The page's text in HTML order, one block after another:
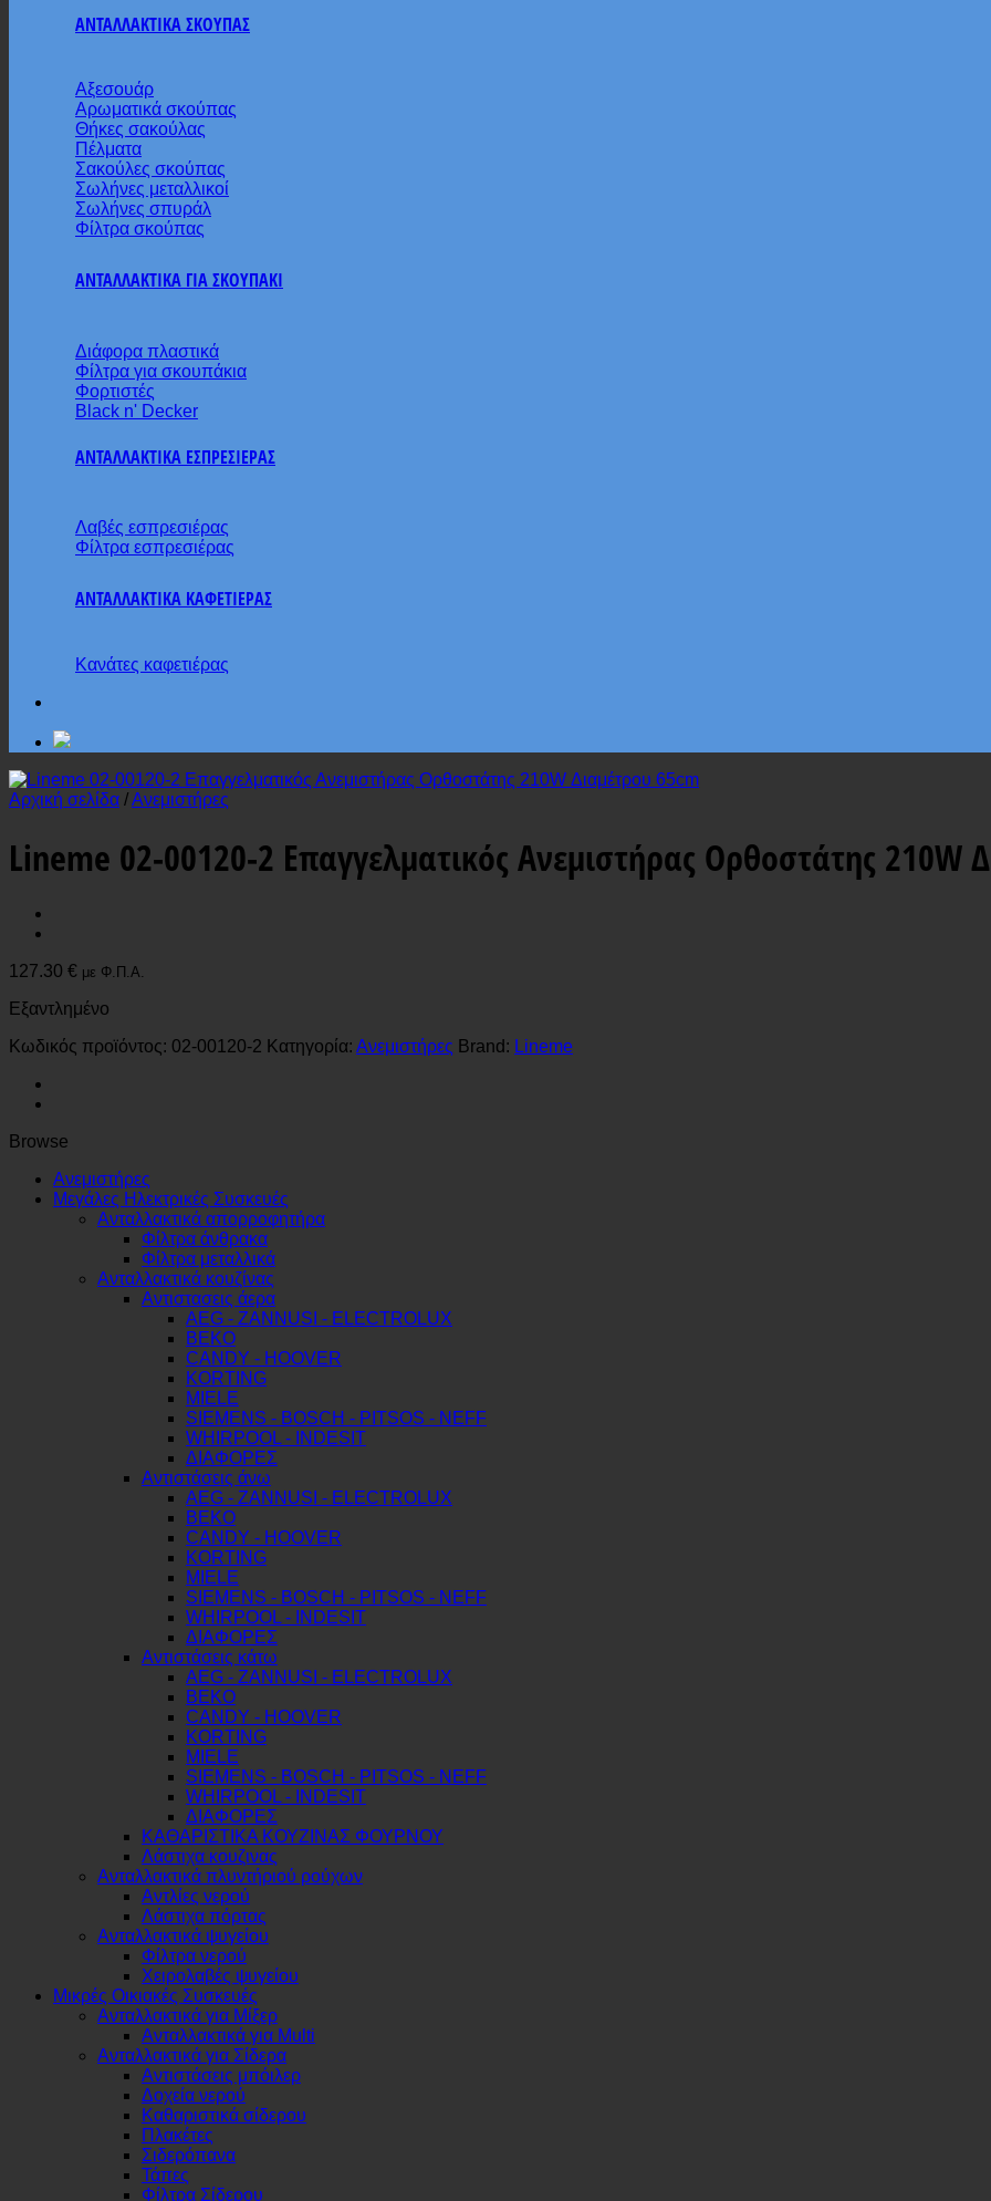
ΑΝΤΑΛΛΑΚΤΙΚΑ ΣΚΟΥΠΑΣ
Αξεσουάρ
Αρωματικά σκούπας
Θήκες σακούλας
Πέλματα
Σακούλες σκούπας
Σωλήνες μεταλλικοί
Σωλήνες σπυράλ
Φίλτρα σκούπας
ΑΝΤΑΛΛΑΚΤΙΚΑ ΓΙΑ ΣΚΟΥΠΑΚΙ
Διάφορα πλαστικά
Φίλτρα για σκουπάκια
Φορτιστές
Black n' Decker
ΑΝΤΑΛΛΑΚΤΙΚΑ ΕΣΠΡΕΣΙΕΡΑΣ
Λαβές εσπρεσιέρας
Φίλτρα εσπρεσιέρας
ΑΝΤΑΛΛΑΚΤΙΚΑ ΚΑΦΕΤΙΕΡΑΣ
Κανάτες καφετιέρας
Αρχική σελίδα /Ανεμιστήρες
Lineme 02-00120-2 Επαγγελματικός Ανεμιστήρας Ορθοστάτης 210W
127.30 € με Φ.Π.Α.
Εξαντλημένο
Κωδικός προϊόντος: 02-00120-2 Κατηγορία: Ανεμιστήρες Brand: Lineme
Browse
Ανεμιστήρες
Μεγάλες Ηλεκτρικές Συσκευές
Ανταλλακτικά απορροφητήρα
Φίλτρα άνθρακα
Φίλτρα μεταλλικά
Ανταλλακτικά κουζίνας
Αντιστασεις άερα
AEG - ZANNUSI - ELECTROLUX
BEKO
CANDY - HOOVER
KORTING
MIELE
SIEMENS - BOSCH - PITSOS - NEFF
WHIRPOOL - INDESIT
ΔΙΑΦΟΡΕΣ
Αντιστάσεις άνω
AEG - ZANNUSI - ELECTROLUX
BEKO
CANDY - HOOVER
KORTING
MIELE
SIEMENS - BOSCH - PITSOS - NEFF
WHIRPOOL - INDESIT
ΔΙΑΦΟΡΕΣ
Αντιστάσεις κάτω
AEG - ZANNUSI - ELECTROLUX
BEKO
CANDY - HOOVER
KORTING
MIELE
SIEMENS - BOSCH - PITSOS - NEFF
WHIRPOOL - INDESIT
ΔΙΑΦΟΡΕΣ
ΚΑΘΑΡΙΣΤΙΚΑ ΚΟΥΖΙΝΑΣ ΦΟΥΡΝΟΥ
Λάστιχα κουζινας
Ανταλλακτικά πλυντήριού ρούχων
Αντλίες νερού
Λάστιχα πόρτας
Ανταλλακτικά ψυγείου
Φίλτρα νερού
Χειρολαβές ψυγείου
Μικρές Οικιακές Συσκευές
Ανταλλακτικά για Μίξερ
Ανταλλακτικά για Multi
Ανταλλακτικά για Σίδερα
Αντιστάσεις μπόιλερ
Δοχεία νερού
Καθαριστικά σίδερου
Πλακέτες
Σιδερόπανα
Τάπες
Φίλτρα Σίδερου